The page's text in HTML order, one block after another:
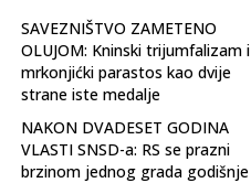
SAVEZNIŠTVO ZAMETENO
OLUJOM: Kninski trijumfalizam i
mrkonjićki parastos kao dvije
strane iste medalje
NAKON DVADESET GODINA
VLASTI SNSD-a: RS se prazni
brzinom jednog grada godišnje